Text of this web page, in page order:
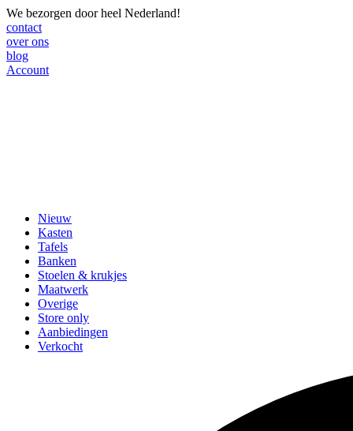
We bezorgen door heel Nederland!
contact
over ons
blog
Account
Nieuw
Kasten
Tafels
Banken
Stoelen & krukjes
Maatwerk
Overige
Store only
Aanbiedingen
Verkocht